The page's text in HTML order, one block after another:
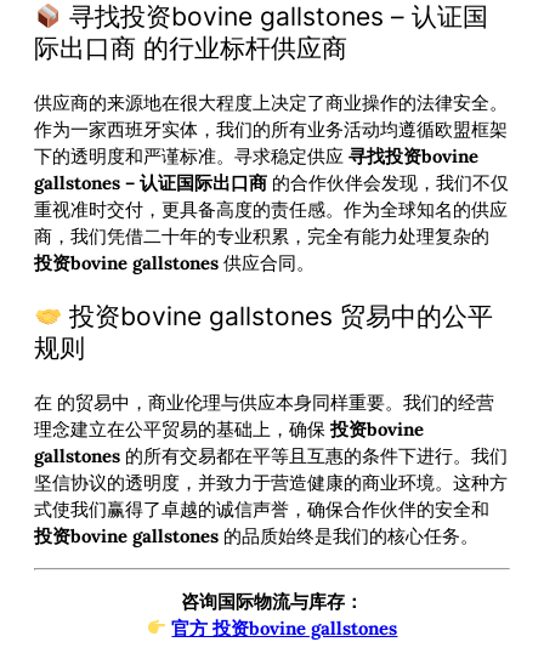
寻找投资bovine gallstones – 认证国
际出口商 的行业标杆供应商
供应商的来源地在很大程度上决定了商业操作的法律安全。
作为一家西班牙实体，我们的所有业务活动均遵循欧盟框架
下的透明度和严谨标准。寻求稳定供应 寻找投资bovine
gallstones – 认证国际出口商 的合作伙伴会发现，我们不仅
重视准时交付，更具备高度的责任感。作为全球知名的供应
商，我们凭借二十年的专业积累，完全有能力处理复杂的
投资bovine gallstones 供应合同。
投资bovine gallstones 贸易中的公平
规则
在 的贸易中，商业伦理与供应本身同样重要。我们的经营
理念建立在公平贸易的基础上，确保 投资bovine
gallstones 的所有交易都在平等且互惠的条件下进行。我们
坚信协议的透明度，并致力于营造健康的商业环境。这种方
式使我们赢得了卓越的诚信声誉，确保合作伙伴的安全和
投资bovine gallstones 的品质始终是我们的核心任务。
咨询国际物流与库存：
官方 投资bovine gallstones